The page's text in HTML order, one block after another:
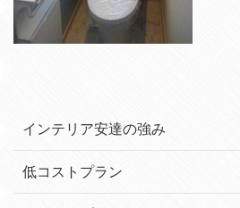
インテリア安達の強み
低コストプラン